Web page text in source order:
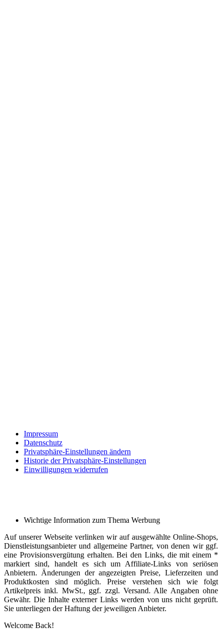
Impressum
Datenschutz
Privatsphäre-Einstellungen ändern
Historie der Privatsphäre-Einstellungen
Einwilligungen widerrufen
Wichtige Information zum Thema Werbung
Auf unserer Webseite verlinken wir auf ausgewählte Online-Shops,
Dienstleistungsanbieter und allgemeine Partner, von denen wir ggf.
eine Provisionsvergütung erhalten. Bei den Links, die mit einem *
markiert sind, handelt es sich um Affiliate-Links von seriösen
Anbietern. Änderungen der angezeigten Preise, Lieferzeiten und
Produktkosten sind möglich. Preise verstehen sich wie folgt
Artikelpreis inkl. MwSt., ggf. zzgl. Versand. Alle Angaben ohne
Gewähr. Die Inhalte externer Links werden von uns nicht geprüft.
Sie unterliegen der Haftung der jeweiligen Anbieter.
Welcome Back!